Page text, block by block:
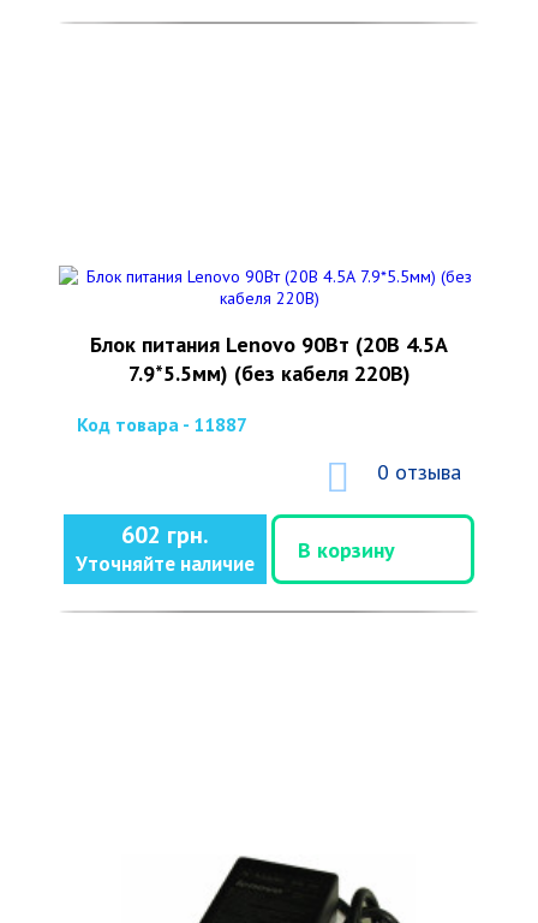
Блок питания Lenovo 90Вт (20В 4.5А
7.9*5.5мм) (без кабеля 220В)
Код товара - 11887
0 отзыва
602 грн.
Уточняйте наличие
В корзину